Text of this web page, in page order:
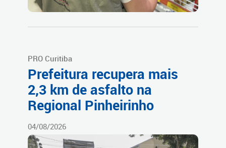
PRO Curitiba
Prefeitura recupera mais
2,3 km de asfalto na
Regional Pinheirinho
04/08/2026